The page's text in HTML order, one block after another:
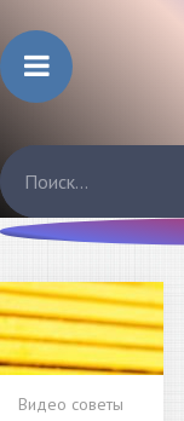
Видео советы